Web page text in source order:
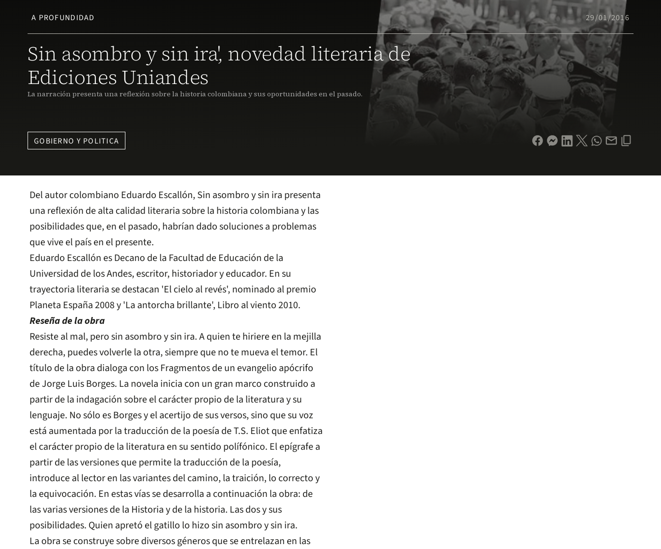
A PROFUNDIDAD 29/01/2016
Sin asombro y sin ira', novedad literaria de
Ediciones Uniandes
La narración presenta una reflexión sobre la historia colombiana y sus oportunidades en el pasado.
GOBIERNO Y POLITICA
Del autor colombiano Eduardo Escallón, Sin asombro y sin ira presenta
una reflexión de alta calidad literaria sobre la historia colombiana y las
posibilidades que, en el pasado, habrían dado soluciones a problemas
que vive el país en el presente.
Eduardo Escallón es Decano de la Facultad de Educación de la
Universidad de los Andes, escritor, historiador y educador. En su
trayectoria literaria se destacan 'El cielo al revés', nominado al premio
Planeta España 2008 y 'La antorcha brillante', Libro al viento 2010.
Reseña de la obra
Resiste al mal, pero sin asombro y sin ira. A quien te hiriere en la mejilla
derecha, puedes volverle la otra, siempre que no te mueva el temor. El
título de la obra dialoga con los Fragmentos de un evangelio apócrifo
de Jorge Luis Borges. La novela inicia con un gran marco construido a
partir de la indagación sobre el carácter propio de la literatura y su
lenguaje. No sólo es Borges y el acertijo de sus versos, sino que su voz
está aumentada por la traducción de la poesía de T.S. Eliot que enfatiza
el carácter propio de la literatura en su sentido polífónico. El epígrafe a
partir de las versiones que permite la traducción de la poesía,
introduce al lector en las variantes del camino, la traición, lo correcto y
la equivocación. En estas vías se desarrolla a continuación la obra: de
las varias versiones de la Historia y de la historia. Las dos y sus
posibilidades. Quien apretó el gatillo lo hizo sin asombro y sin ira.
La obra se construye sobre diversos géneros que se entrelazan en las